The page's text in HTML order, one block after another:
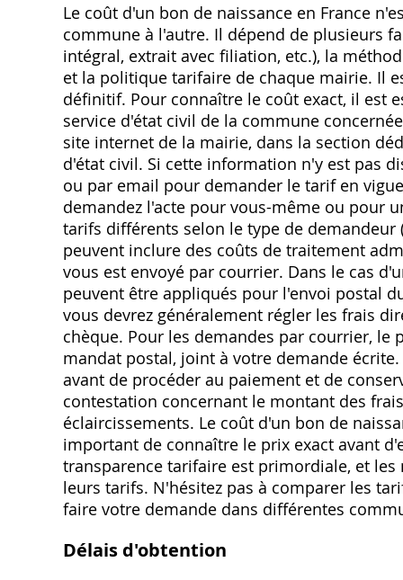
Le coût d'un bon de naissance en France
commune à l'autre. Il dépend de plusieurs
intégral, extrait avec filiation, etc.), la
et la politique tarifaire de chaque mairie. Il
définitif. Pour connaître le coût exact, il est
service d'état civil de la commune
site internet de la mairie, dans la section
d'état civil. Si cette information n'y est pas
ou par email pour demander le tarif en
demandez l'acte pour vous-même ou pour
tarifs différents selon le type de demandeur
peuvent inclure des coûts de traitement
vous est envoyé par courrier. Dans le cas
peuvent être appliqués pour l'envoi postal
vous devrez généralement régler les frais
chèque. Pour les demandes par courrier,
mandat postal, joint à votre demande
avant de procéder au paiement et de
contestation concernant le montant des
éclaircissements. Le coût d'un bon de
important de connaître le prix exact avant
transparence tarifaire est primordiale, et
leurs tarifs. N'hésitez pas à comparer les
faire votre demande dans différentes
Délais d'obtention